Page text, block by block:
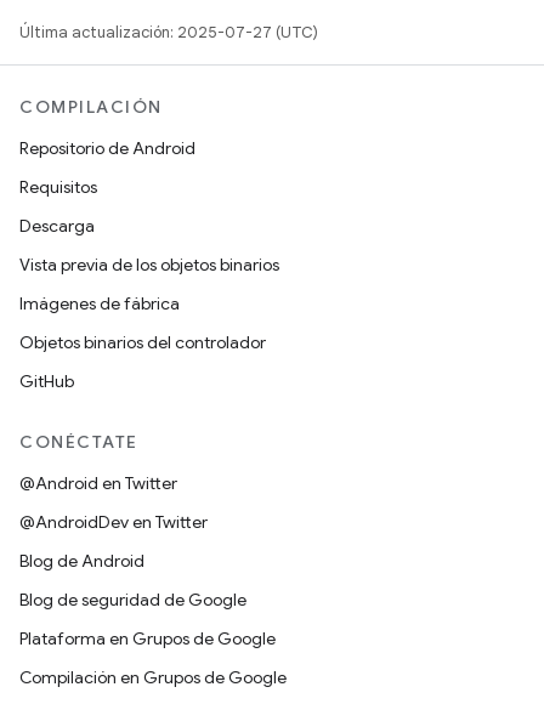
Última actualización: 2025-07-27 (UTC)
COMPILACIÓN
Repositorio de Android
Requisitos
Descarga
Vista previa de los objetos binarios
Imágenes de fábrica
Objetos binarios del controlador
GitHub
CONÉCTATE
@Android en Twitter
@AndroidDev en Twitter
Blog de Android
Blog de seguridad de Google
Plataforma en Grupos de Google
Compilación en Grupos de Google